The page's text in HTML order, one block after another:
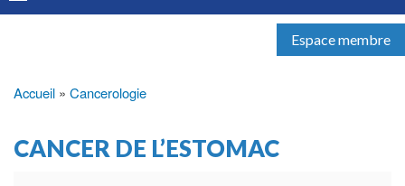
Espace membre
d'Ariane
Accueil Cancerologie
CANCER DE L’ESTOMAC